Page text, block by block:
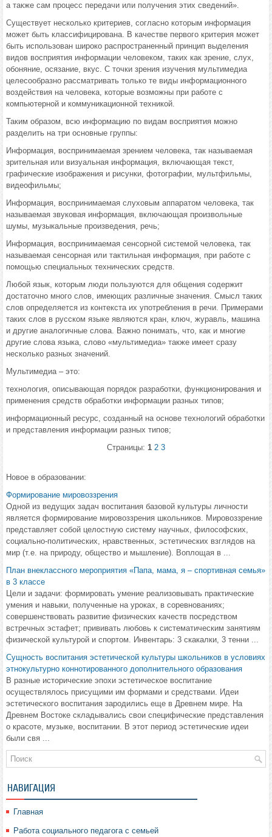
а также сам процесс передачи или получения этих сведений».
Существует несколько критериев, согласно которым информация
может быть классифицирована. В качестве первого критерия может
быть использован широко распространенный принцип выделения
видов восприятия информации человеком, таких как зрение, слух,
обоняние, осязание, вкус. С точки зрения изучения мультимедиа
целесообразно рассматривать только те виды информационного
воздействия на человека, которые возможны при работе с
компьютерной и коммуникационной техникой.
Таким образом, всю информацию по видам восприятия можно
разделить на три основные группы:
Информация, воспринимаемая зрением человека, так называемая
зрительная или визуальная информация, включающая текст,
графические изображения и рисунки, фотографии, мультфильмы,
видеофильмы;
Информация, воспринимаемая слуховым аппаратом человека, так
называемая звуковая информация, включающая произвольные
шумы, музыкальные произведения, речь;
Информация, воспринимаемая сенсорной системой человека, так
называемая сенсорная или тактильная информация, при работе с
помощью специальных технических средств.
Любой язык, которым люди пользуются для общения содержит
достаточно много слов, имеющих различные значения. Смысл таких
слов определяется из контекста их употребления в речи. Примерами
таких слов в русском языке являются кран, ключ, журавль, машина
и другие аналогичные слова. Важно понимать, что, как и многие
другие слова языка, слово «мультимедиа» также имеет сразу
несколько разных значений.
Мультимедиа – это:
технология, описывающая порядок разработки, функционирования и
применения средств обработки информации разных типов;
информационный ресурс, созданный на основе технологий обработки
и представления информации разных типов;
Страницы: 1 2 3
Новое в образовании:
Формирование мировоззрения
Одной из ведущих задач воспитания базовой культуры личности
является формирование мировоззрения школьников. Мировоззрение
представляет собой целостную систему научных, философских,
социально-политических, нравственных, эстетических взглядов на
мир (т.е. на природу, общество и мышление). Воплощая в ...
План внеклассного мероприятия «Папа, мама, я – спортивная семья»
в 3 классе
Цели и задачи: формировать умение реализовывать практические
умения и навыки, полученные на уроках, в соревнованиях;
совершенствовать развитие физических качеств посредством
встречных эстафет; прививать любовь к систематическим занятиям
физической культурой и спортом. Инвентарь: 3 скакалки, 3 тенни ...
Сущность воспитания эстетической культуры школьников в условиях
этнокультурно коннотированного дополнительного образования
В разные исторические эпохи эстетическое воспитание
осуществлялось присущими им формами и средствами. Идеи
эстетического воспитания зародились еще в Древнем мире. На
Древнем Востоке складывались свои специфические представления
о красоте, музыке, воспитании. В этот период эстетические идеи
были свя ...
НАВИГАЦИЯ
Главная
Работа социального педагога с семьей